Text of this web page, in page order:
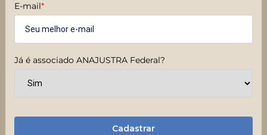
E-mail*
Já é associado ANAJUSTRA Federal?
Cadastrar